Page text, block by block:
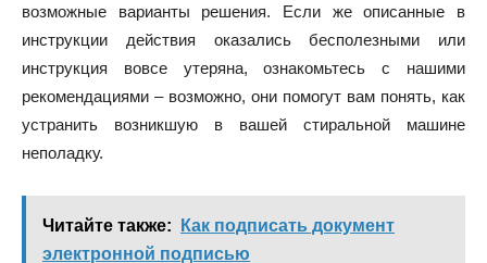
возможные варианты решения. Если же описанные в
инструкции действия оказались бесполезными или
инструкция вовсе утеряна, ознакомьтесь с нашими
рекомендациями – возможно, они помогут вам понять, как
устранить возникшую в вашей стиральной машине
неполадку.
Читайте также:
Как подписать документ
электронной подписью